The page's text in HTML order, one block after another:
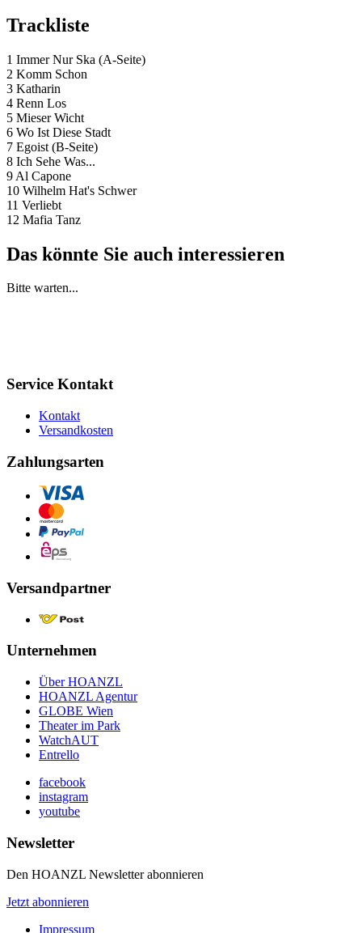
Trackliste
1 Immer Nur Ska (A-Seite)
2 Komm Schon
3 Katharin
4 Renn Los
5 Mieser Wicht
6 Wo Ist Diese Stadt
7 Egoist (B-Seite)
8 Ich Sehe Was...
9 Al Capone
10 Wilhelm Hat's Schwer
11 Verliebt
12 Mafia Tanz
Das könnte Sie auch interessieren
Bitte warten...
Service Kontakt
Kontakt
Versandkosten
Zahlungsarten
Versandpartner
Unternehmen
Über HOANZL
HOANZL Agentur
GLOBE Wien
Theater im Park
WatchAUT
Entrello
facebook
instagram
youtube
Newsletter
Den HOANZL Newsletter abonnieren
Jetzt abonnieren
Impressum